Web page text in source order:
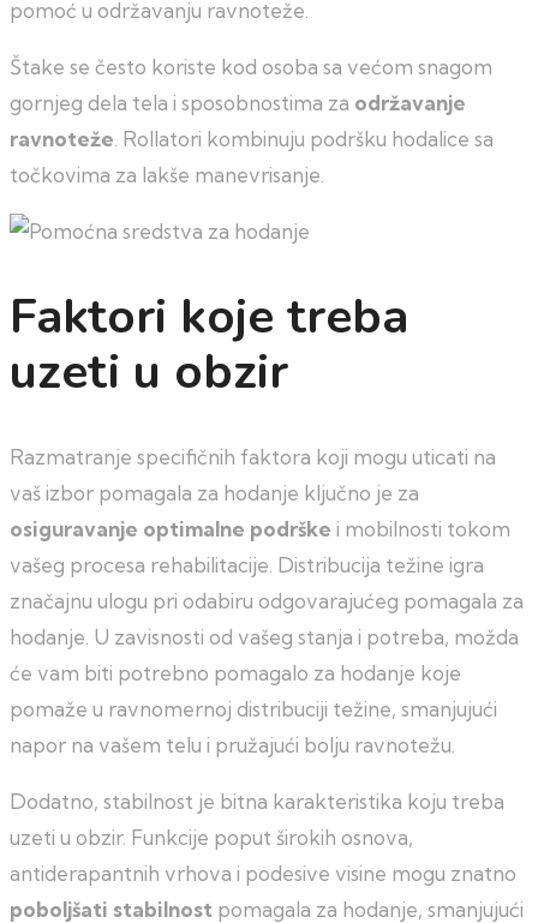
pomoć u održavanju ravnoteže.
Štake se često koriste kod osoba sa većom snagom
gornjeg dela tela i sposobnostima za održavanje
ravnoteže . Rollatori kombinuju podršku hodalice sa
točkovima za lakše manevrisanje.
Faktori koje treba
uzeti u obzir
Razmatranje specifičnih faktora koji mogu uticati na
vaš izbor pomagala za hodanje ključno je za
osiguravanje optimalne podrške i mobilnosti tokom
vašeg procesa rehabilitacije. Distribucija težine igra
značajnu ulogu pri odabiru odgovarajućeg pomagala za
hodanje. U zavisnosti od vašeg stanja i potreba, možda
će vam biti potrebno pomagalo za hodanje koje
pomaže u ravnomernoj distribuciji težine, smanjujući
napor na vašem telu i pružajući bolju ravnotežu.
Dodatno, stabilnost je bitna karakteristika koju treba
uzeti u obzir. Funkcije poput širokih osnova,
antiderapantnih vrhova i podesive visine mogu znatno
poboljšati stabilnost pomagala za hodanje, smanjujući